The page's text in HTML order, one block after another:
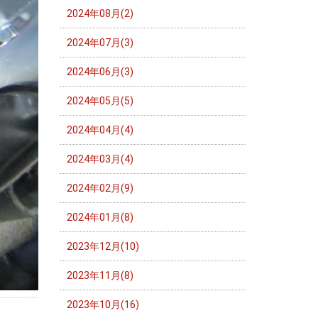
2024年08月(2)
2024年07月(3)
2024年06月(3)
2024年05月(5)
2024年04月(4)
2024年03月(4)
2024年02月(9)
2024年01月(8)
2023年12月(10)
2023年11月(8)
2023年10月(16)